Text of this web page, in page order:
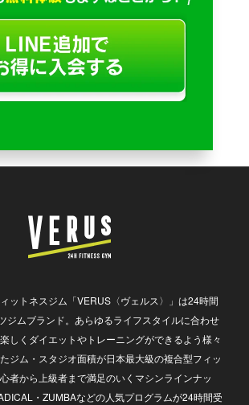
ついて、利用目的の達成に必要な範囲内で
の経過後または利用目的の達成後、法令上ま
保存期間を除き、適切な方法により廃棄また
。
限
たは個人情報保護法その他の法令により認め
除き、お客様の個人情報を第三者に提供・開
提供に該当しない場合については、この限り
する場合は、必要に応じて本人の同意取得、
人情報の取扱いを第三者に委託する場合、委
報を厳重に管理することを義務付け、必要
行います。
ットネスジム「VERUS〈ヴェルス〉」は24時間
ジムブランド。あらゆるライフスタイルに合わせ
しくダイエットやトレーニングができるよう様々
ジム・スタジオ面積が日本最大級の複合型フィッ
者から上級者まで満足のいくマシンラインナッ
・ZUMBAなどの人気プログラムが24時間受